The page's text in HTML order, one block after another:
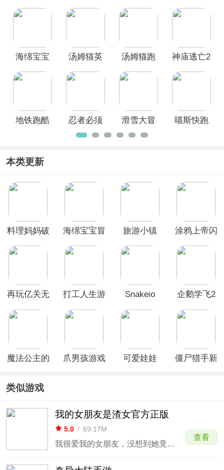
可以满足你的需求，喜欢的小伙伴快来
海绵宝宝
汤姆猫英
汤姆猫跑
神庙逃亡2
地铁跑酷
忍者必须
死3官服
滑雪大冒
险官方正
喵斯快跑
本类更新
料理妈妈破
海绵宝宝冒
旅游小镇
涂鸦上帝闪
(Doodle
再玩亿关无
打工人生游
Snakeio
企鹅学飞2
魔法公主的
戏
爪男孩游戏 可爱娃娃
僵尸猎手新
类似游戏
我的女朋友是渣女官方正版
5.0 / 69.17M
我很爱我的女朋友，没想到她竟然出轨了
查看